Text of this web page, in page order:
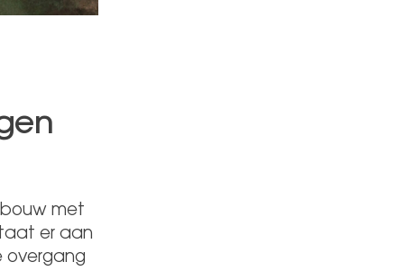
met
er aan
overgang